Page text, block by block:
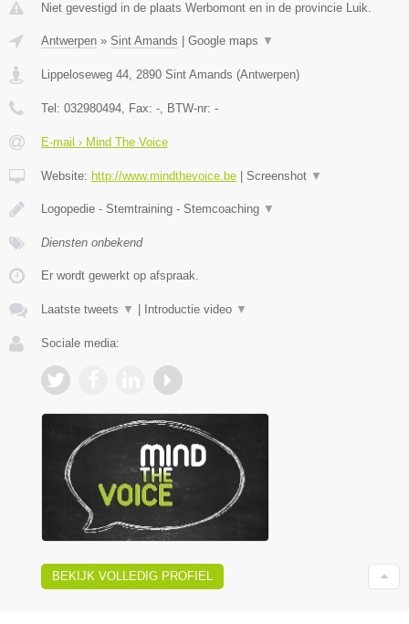
Niet gevestigd in de plaats Werbomont en in de provincie Luik.
Antwerpen » Sint Amands Google maps ▼
Lippeloseweg 44, 2890 Sint Amands (Antwerpen)
Tel: 032980494, Fax: -, BTW-nr: -
E-mail › Mind The Voice
Website: http://www.mindthevoice.be Screenshot ▼
Logopedie - Stemtraining - Stemcoaching ▼
Diensten onbekend
Er wordt gewerkt op afspraak.
Laatste tweets ▼ Introductie video ▼
Sociale media:
BEKIJK VOLLEDIG PROFIEL